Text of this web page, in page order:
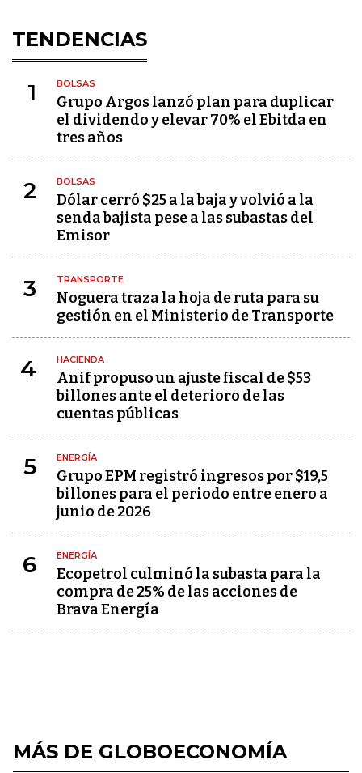
TENDENCIAS
1 BOLSAS
Grupo Argos lanzó plan para duplicar
el dividendo y elevar 70% el Ebitda en
tres años
2 BOLSAS
Dólar cerró $25 a la baja y volvió a la
senda bajista pese a las subastas del
Emisor
3 TRANSPORTE
Noguera traza la hoja de ruta para su
gestión en el Ministerio de Transporte
4 HACIENDA
Anif propuso un ajuste fiscal de $53
billones ante el deterioro de las
cuentas públicas
5 ENERGÍA
Grupo EPM registró ingresos por $19,5
billones para el periodo entre enero a
junio de 2026
6 ENERGÍA
Ecopetrol culminó la subasta para la
compra de 25% de las acciones de
Brava Energía
MÁS DE GLOBOECONOMÍA